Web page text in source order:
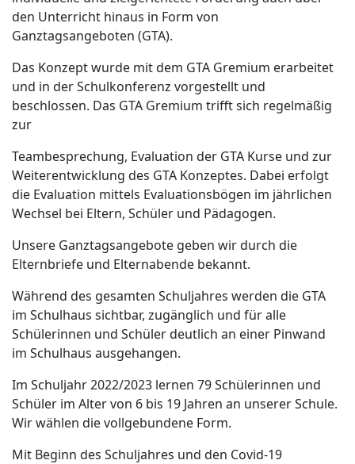
den Unterricht hinaus in Form von
Ganztagsangeboten (GTA).
Das Konzept wurde mit dem GTA Gremium erarbeitet
und in der Schulkonferenz vorgestellt und
beschlossen. Das GTA Gremium trifft sich regelmäßig
zur
Teambesprechung, Evaluation der GTA Kurse und zur
Weiterentwicklung des GTA Konzeptes. Dabei erfolgt
die Evaluation mittels Evaluationsbögen im jährlichen
Wechsel bei Eltern, Schüler und Pädagogen.
Unsere Ganztagsangebote geben wir durch die
Elternbriefe und Elternabende bekannt.
Während des gesamten Schuljahres werden die GTA
im Schulhaus sichtbar, zugänglich und für alle
Schülerinnen und Schüler deutlich an einer Pinwand
im Schulhaus ausgehangen.
Im Schuljahr 2022/2023 lernen 79 Schülerinnen und
Schüler im Alter von 6 bis 19 Jahren an unserer Schule.
Wir wählen die vollgebundene Form.
Mit Beginn des Schuljahres und den Covid-19